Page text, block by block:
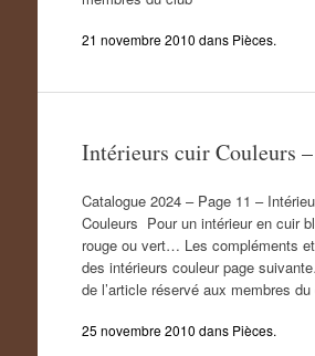
21 novembre 2010 dans Pièces.
Intérieurs cuir Couleurs –
Catalogue 2024 – Page 11 –
Couleurs Pour un intérieur en cuir
rouge ou vert… Les compléments
des intérieurs couleur page
de l’article réservé aux membres
25 novembre 2010 dans Pièces.